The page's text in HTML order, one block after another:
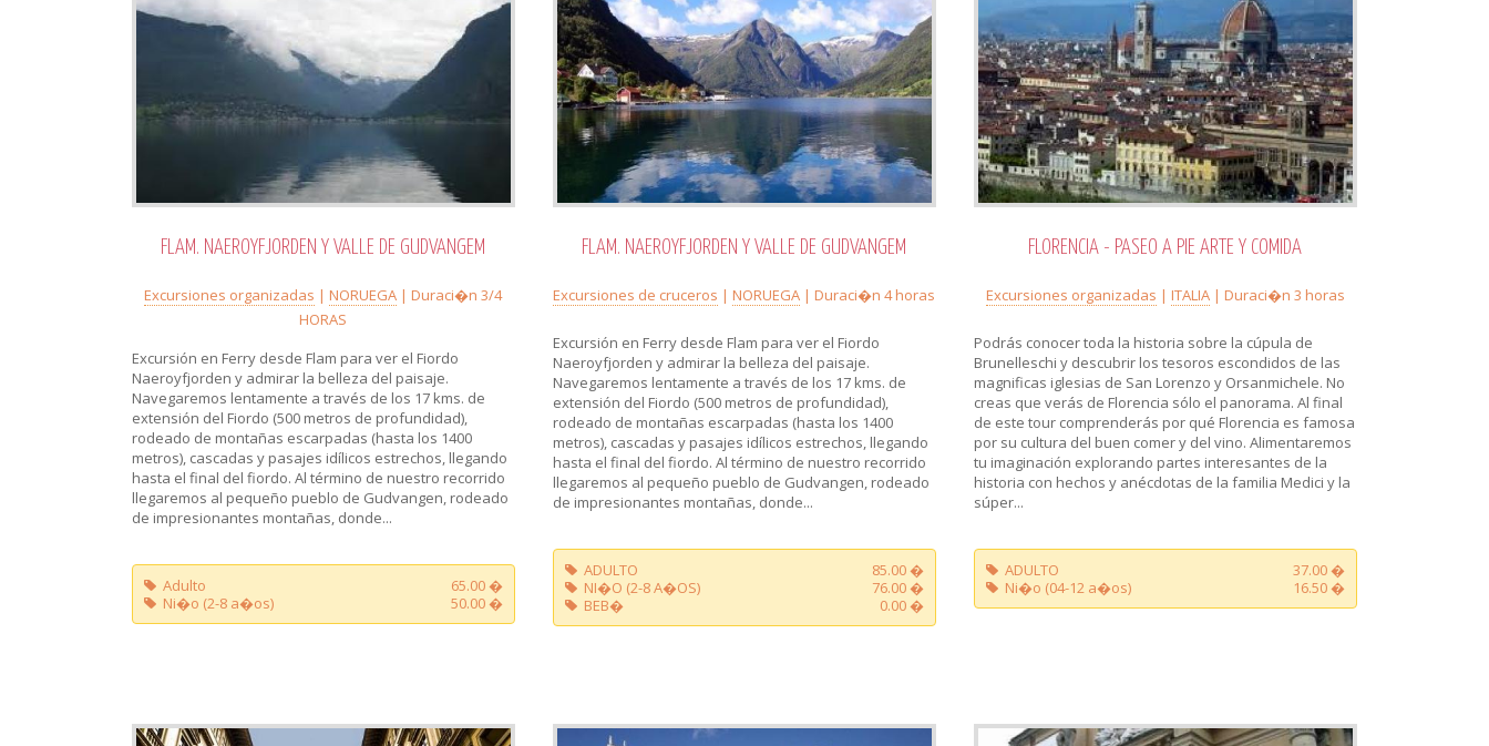
FLAM. NAEROYFJORDEN Y VALLE DE GUDVANGEM
Excursiones organizadas |NORUEGA | Duraci�n 3/4
HORAS
Excursión en Ferry desde Flam para ver el Fiordo
Naeroyfjorden y admirar la belleza del paisaje.
Navegaremos lentamente a través de los 17 kms. de
extensión del Fiordo (500 metros de profundidad),
rodeado de montañas escarpadas (hasta los 1400
metros), cascadas y pasajes idílicos estrechos, llegando
hasta el final del fiordo. Al término de nuestro recorrido
llegaremos al pequeño pueblo de Gudvangen, rodeado
de impresionantes montañas, donde...
Adulto
65.00 �
Ni�o (2-8 a�os)
50.00 �
FLAM. NAEROYFJORDEN Y VALLE DE GUDVANGEM
Excursiones de cruceros |NORUEGA | Duraci�n 4 horas
Excursión en Ferry desde Flam para ver el Fiordo
Naeroyfjorden y admirar la belleza del paisaje.
Navegaremos lentamente a través de los 17 kms. de
extensión del Fiordo (500 metros de profundidad),
rodeado de montañas escarpadas (hasta los 1400
metros), cascadas y pasajes idílicos estrechos, llegando
hasta el final del fiordo. Al término de nuestro recorrido
llegaremos al pequeño pueblo de Gudvangen, rodeado
de impresionantes montañas, donde...
ADULTO
85.00 �
NI�O (2-8 A�OS)
76.00 �
BEB�
0.00 �
FLORENCIA - PASEO A PIE ARTE Y COMIDA
Excursiones organizadas | ITALIA| Duraci�n 3 horas
Podrás conocer toda la historia sobre la cúpula de
Brunelleschi y descubrir los tesoros escondidos de las
magnificas iglesias de San Lorenzo y Orsanmichele. No
creas que verás de Florencia sólo el panorama. Al final
de este tour comprenderás por qué Florencia es famosa
por su cultura del buen comer y del vino. Alimentaremos
tu imaginación explorando partes interesantes de la
historia con hechos y anécdotas de la familia Medici y la
súper...
ADULTO
37.00 �
Ni�o (04-12 a�os)
16.50 �